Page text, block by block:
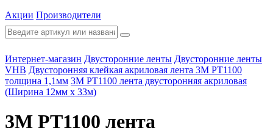
Акции Производители
Интернет-магазин Двусторонние ленты Двусторонние ленты
VHB Двусторонняя клейкая акриловая лента 3M PT1100
толщина 1,1мм 3M PT1100 лента двусторонняя акриловая
(Ширина 12мм х 33м)
3M PT1100 лента